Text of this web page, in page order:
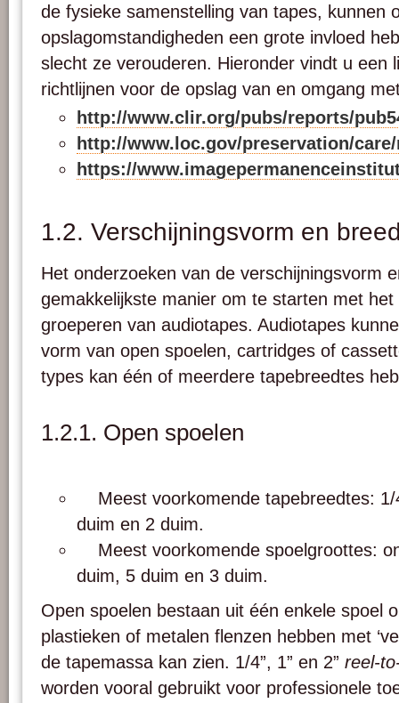
de fysieke samenstelling van tapes, kunnen
opslagomstandigheden een grote invloed
slecht ze verouderen. Hieronder vindt u een
richtlijnen voor de opslag van en omgang
http://www.clir.org/pubs/reports/
http://www.loc.gov/preservation/
https://
1.2. Verschijningsvorm en
Het onderzoeken van de verschijningsvorm
gemakkelijkste manier om te starten met het
groeperen van audiotapes. Audiotapes
vorm van open spoelen, cartridges of
types kan één of meerdere tapebreedtes
1.2.1. Open spoelen
Meest voorkomende tapebreedtes: 1/
duim en 2 duim.
Meest voorkomende spoelgroottes:
duim, 5 duim en 3 duim.
Open spoelen bestaan uit één enkele spoel
plastieken of metalen flenzen hebben met
de tapemassa kan zien. 1/4”, 1” en 2” reel-
worden vooral gebruikt voor professionele